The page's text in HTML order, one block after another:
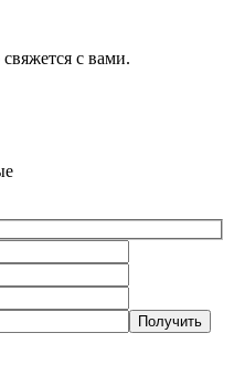
с вами.